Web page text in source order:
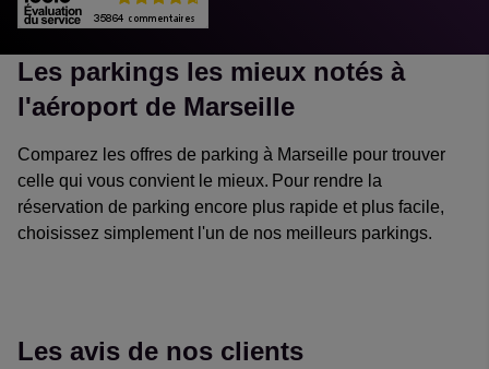
Les parkings les mieux notés à
l'aéroport de Marseille
Comparez les offres de parking à Marseille pour trouver
celle qui vous convient le mieux. Pour rendre la
réservation de parking encore plus rapide et plus facile,
choisissez simplement l'un de nos meilleurs parkings.
Les avis de nos clients